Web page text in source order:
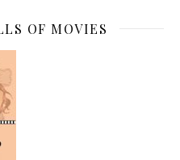
OF MOVIES